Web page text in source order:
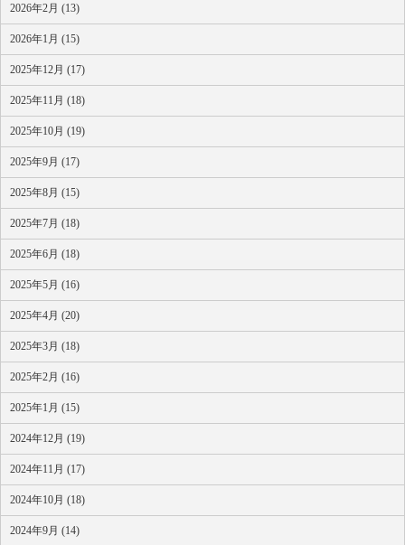
2026年2月 (13)
2026年1月 (15)
2025年12月 (17)
2025年11月 (18)
2025年10月 (19)
2025年9月 (17)
2025年8月 (15)
2025年7月 (18)
2025年6月 (18)
2025年5月 (16)
2025年4月 (20)
2025年3月 (18)
2025年2月 (16)
2025年1月 (15)
2024年12月 (19)
2024年11月 (17)
2024年10月 (18)
2024年9月 (14)